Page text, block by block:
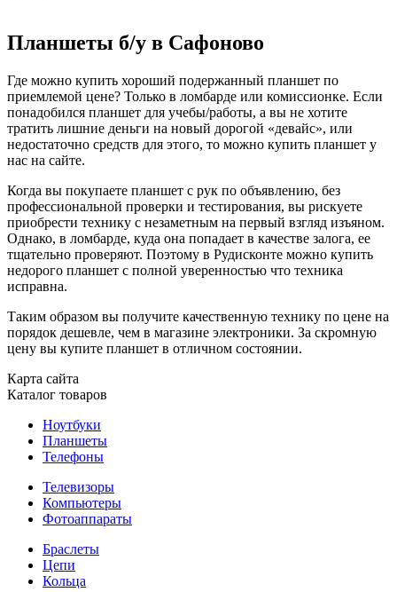
Планшеты б/у в Сафоново
Где можно купить хороший подержанный планшет по
приемлемой цене? Только в ломбарде или комиссионке. Если
понадобился планшет для учебы/работы, а вы не хотите
тратить лишние деньги на новый дорогой «девайс», или
недостаточно средств для этого, то можно купить планшет у
нас на сайте.
Когда вы покупаете планшет с рук по объявлению, без
профессиональной проверки и тестирования, вы рискуете
приобрести технику с незаметным на первый взгляд изъяном.
Однако, в ломбарде, куда она попадает в качестве залога, ее
тщательно проверяют. Поэтому в Рудисконте можно купить
недорого планшет с полной уверенностью что техника
исправна.
Таким образом вы получите качественную технику по цене на
порядок дешевле, чем в магазине электроники. За скромную
цену вы купите планшет в отличном состоянии.
Карта сайта
Каталог товаров
Ноутбуки
Планшеты
Телефоны
Телевизоры
Компьютеры
Фотоаппараты
Браслеты
Цепи
Кольца